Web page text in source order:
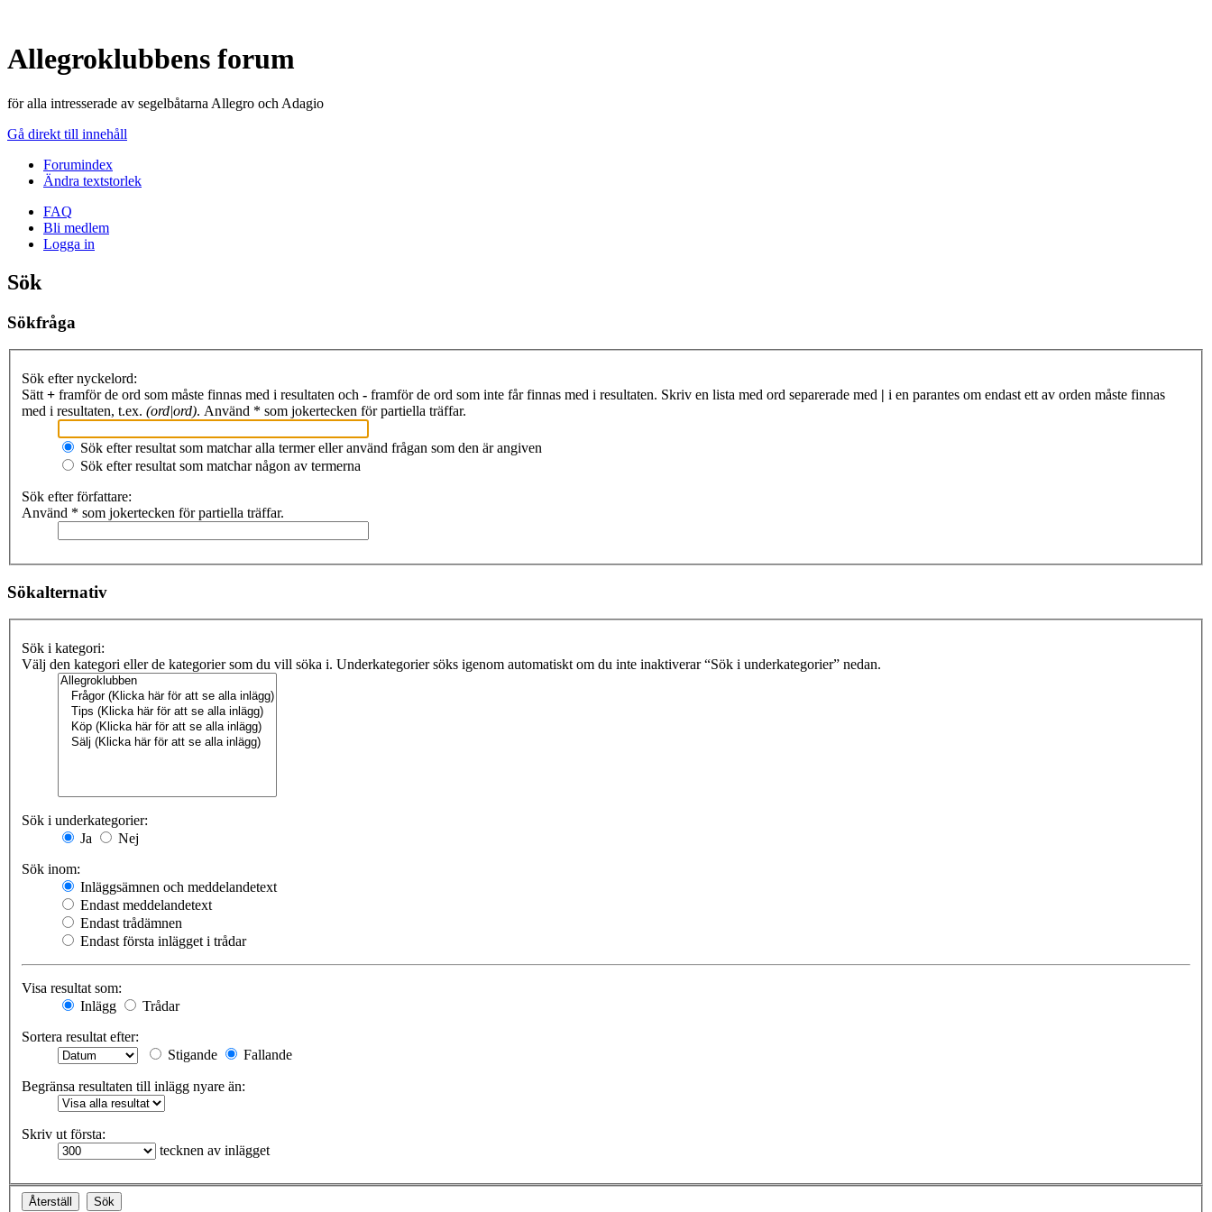
Allegroklubbens forum
för alla intresserade av segelbåtarna Allegro och Adagio
Gå direkt till innehåll
Forumindex
Ändra textstorlek
FAQ
Bli medlem
Logga in
Sök
Sökfråga
Sök efter nyckelord:
Sätt + framför de ord som måste finnas med i resultaten och - framför de ord som inte får finnas med i resultaten. Skriv en lista med ord separerade med | i en parantes om endast ett av orden måste finnas
med i resultaten, t.ex. (ord|ord). Använd * som jokertecken för partiella träffar.
Sök efter resultat som matchar alla termer eller använd frågan som den är angiven
Sök efter resultat som matchar någon av termerna
Sök efter författare:
Använd * som jokertecken för partiella träffar.
Sökalternativ
Sök i kategori:
Välj den kategori eller de kategorier som du vill söka i. Underkategorier söks igenom automatiskt om du inte inaktiverar “Sök i underkategorier” nedan.
Sök i underkategorier:
Ja
Nej
Sök inom:
Inläggsämnen och meddelandetext
Endast meddelandetext
Endast trådämnen
Endast första inlägget i trådar
Visa resultat som:
Inlägg
Trådar
Sortera resultat efter:
Stigande
Fallande
Begränsa resultaten till inlägg nyare än:
Skriv ut första:
tecknen av inlägget